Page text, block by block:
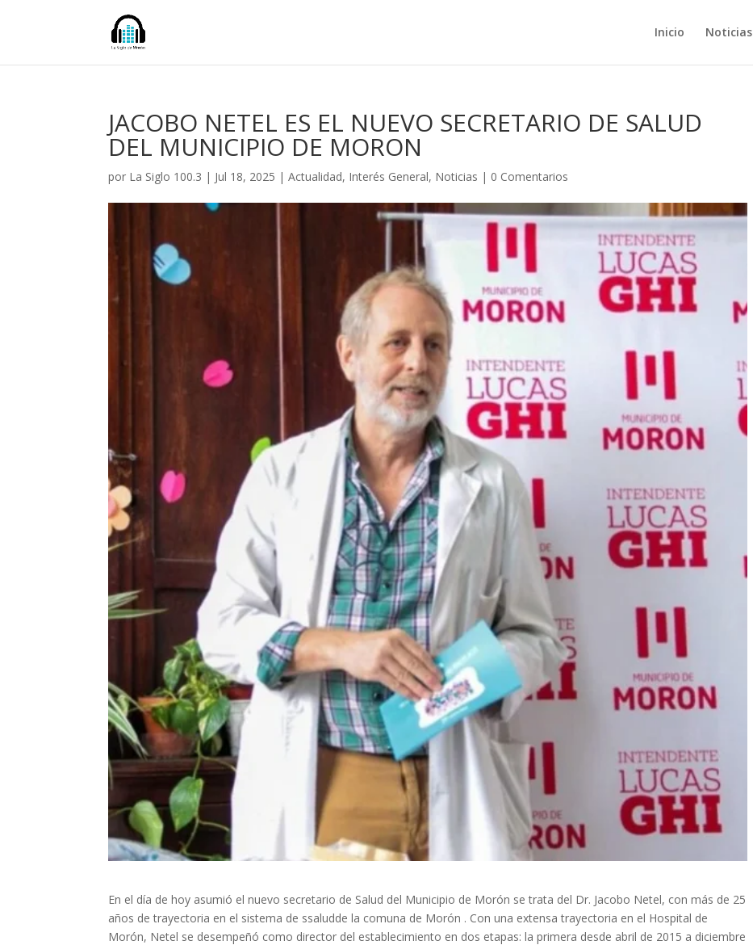
Inicio Noticias
JACOBO NETEL ES EL NUEVO SECRETARIO DE SALUD
DEL MUNICIPIO DE MORON
por La Siglo 100.3 | Jul 18, 2025 |Actualidad, Interés General, Noticias | 0 Comentarios
En el día de hoy asumió el nuevo secretario de Salud del Municipio de Morón se trata del Dr. Jacobo Netel, con más de 25
años de trayectoria en el sistema de ssaludde la comuna de Morón . Con una extensa trayectoria en el Hospital de
Morón, Netel se desempeñó como director del establecimiento en dos etapas: la primera desde abril de 2015 a diciembre